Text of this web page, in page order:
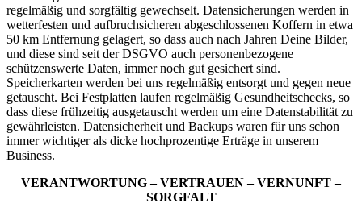
regelmäßig und sorgfältig gewechselt. Datensicherungen werden in
wetterfesten und aufbruchsicheren abgeschlossenen Koffern in etwa
50 km Entfernung gelagert, so dass auch nach Jahren Deine Bilder,
und diese sind seit der DSGVO auch personenbezogene
schützenswerte Daten, immer noch gut gesichert sind.
Speicherkarten werden bei uns regelmäßig entsorgt und gegen neue
getauscht. Bei Festplatten laufen regelmäßig Gesundheitschecks, so
dass diese frühzeitig ausgetauscht werden um eine Datenstabilität zu
gewährleisten. Datensicherheit und Backups waren für uns schon
immer wichtiger als dicke hochprozentige Erträge in unserem
Business.
VERANTWORTUNG – VERTRAUEN – VERNUNFT –
SORGFALT